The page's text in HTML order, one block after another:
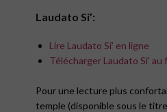
Laudato Si’:
Lire Laudato Si’ en ligne
Télécharger Laudato Si’ au
Pour une lecture plus
temple (disponible sous le